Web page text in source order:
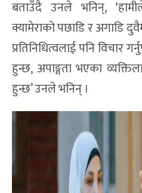
बताउँदै उनले भनिन्,
क्यामेराको पछाडि र अगाडि
प्रतिनिधित्वलाई पनि विचार
हुन्छ, अपाङ्गता भएका
हुन्छ’ उनले भनिन् ।